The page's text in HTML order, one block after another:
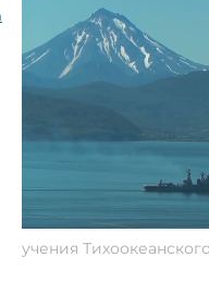
учения